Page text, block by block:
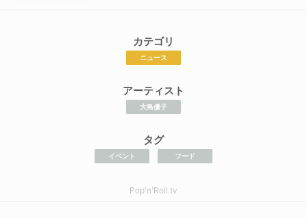
カテゴリ
ニュース
アーティスト
大島優子
タグ
イベント フード
Pop'n'Roll.tv